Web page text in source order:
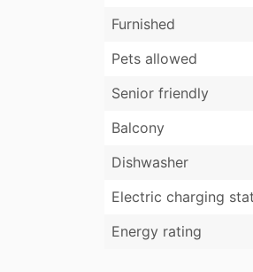
Furnished
Pets allowed
Senior friendly
Balcony
Dishwasher
Electric charging
Energy rating